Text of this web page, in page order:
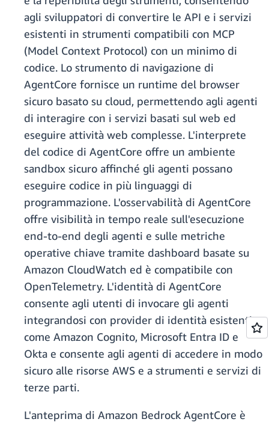
agli sviluppatori di convertire le API e i servizi
esistenti in strumenti compatibili con MCP
(Model Context Protocol) con un minimo di
codice. Lo strumento di navigazione di
AgentCore fornisce un runtime del browser
sicuro basato su cloud, permettendo agli agenti
di interagire con i servizi basati sul web ed
eseguire attività web complesse. L'interprete
del codice di AgentCore offre un ambiente
sandbox sicuro affinché gli agenti possano
eseguire codice in più linguaggi di
programmazione. L'osservabilità di AgentCore
offre visibilità in tempo reale sull'esecuzione
end-to-end degli agenti e sulle metriche
operative chiave tramite dashboard basate su
Amazon CloudWatch ed è compatibile con
OpenTelemetry. L'identità di AgentCore
consente agli utenti di invocare gli agenti
integrandosi con provider di identità esistenti
come Amazon Cognito, Microsoft Entra ID e
Okta e consente agli agenti di accedere in modo
sicuro alle risorse AWS e a strumenti e servizi di
terze parti.
L'anteprima di Amazon Bedrock AgentCore è